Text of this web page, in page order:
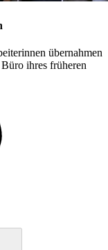
übernahmen
ihres früheren